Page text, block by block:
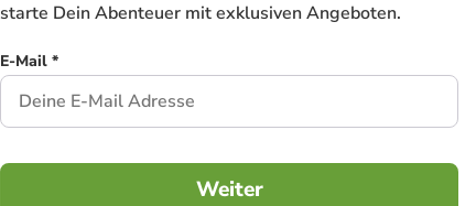
starte Dein Abenteuer mit exklusiven Angeboten.
E-Mail *
Weiter